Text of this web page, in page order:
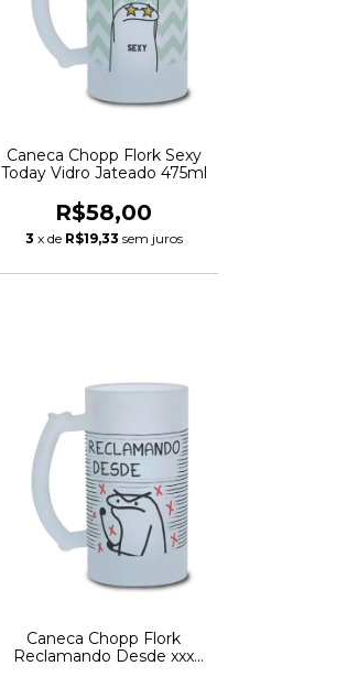
Caneca Chopp Flork Sexy
Today Vidro Jateado 475ml
R$58,00
3 x de R$19,33 sem juros
Caneca Chopp Flork
Reclamando Desde xxx